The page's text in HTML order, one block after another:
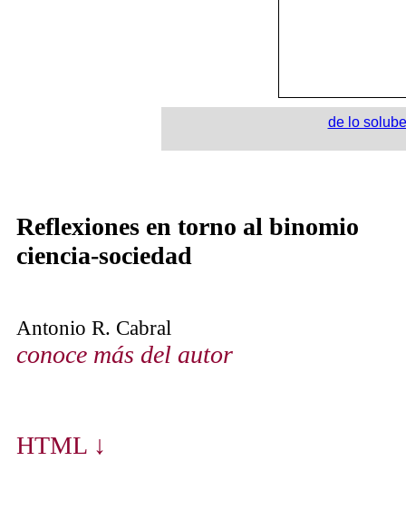
de lo
Reflexiones en torno al binomio
ciencia-sociedad
Antonio R. Cabral
conoce más del autor
HTML ↓